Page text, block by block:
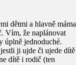
dětmi a hlavně máma
Vím, že naplánovat
úplně jednoduché.
ji ujde či ujede dítě
dítě i rodič (ten